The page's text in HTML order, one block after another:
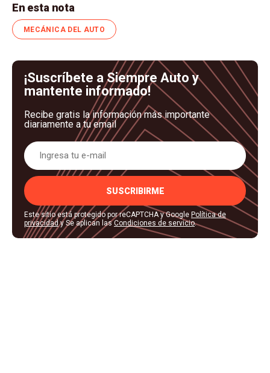
En esta nota
MECÁNICA DEL AUTO
¡Suscríbete a Siempre Auto y
mantente informado!
Recibe gratis la información más importante
diariamente a tu email
SUSCRIBIRME
Este sitio está protegido por reCAPTCHA y Google Política de
privacidad y Se aplican lasCondiciones de servicio.